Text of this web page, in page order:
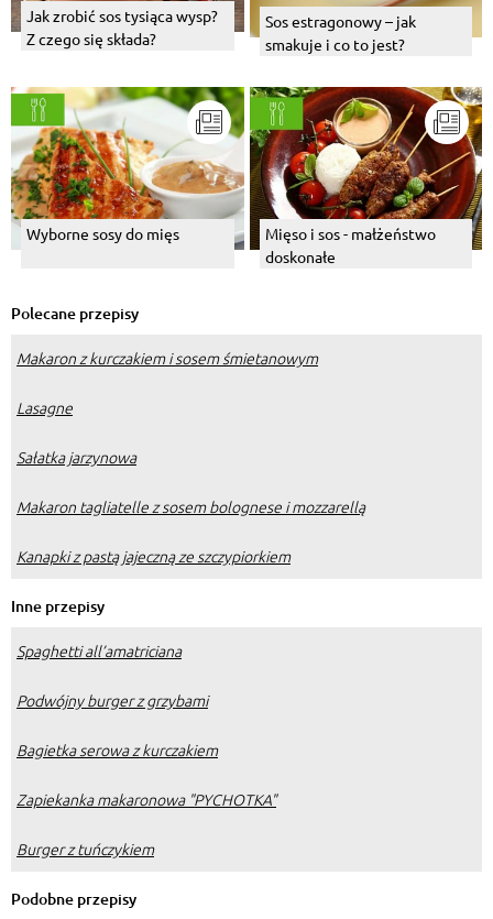
Jak zrobić sos tysiąca wysp?
Z czego się składa?
Sos estragonowy – jak
smakuje i co to jest?
Wyborne sosy do mięs
Mięso i sos - małżeństwo
doskonałe
Polecane przepisy
Makaron z kurczakiem i sosem śmietanowym
Lasagne
Sałatka jarzynowa
Makaron tagliatelle z sosem bolognese i mozzarellą
Kanapki z pastą jajeczną ze szczypiorkiem
Inne przepisy
Spaghetti all’amatriciana
Podwójny burger z grzybami
Bagietka serowa z kurczakiem
Zapiekanka makaronowa "PYCHOTKA"
Burger z tuńczykiem
Podobne przepisy